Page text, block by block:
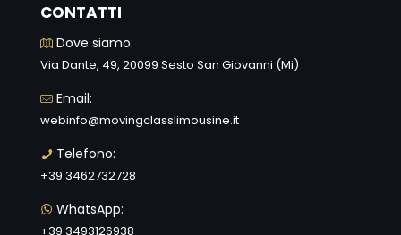
CONTATTI
Dove siamo:
Via Dante, 49, 20099 Sesto San Giovanni (Mi)
Email:
webinfo@movingclasslimousine.it
Telefono:
+39 3462732728
WhatsApp:
+39 3493126938